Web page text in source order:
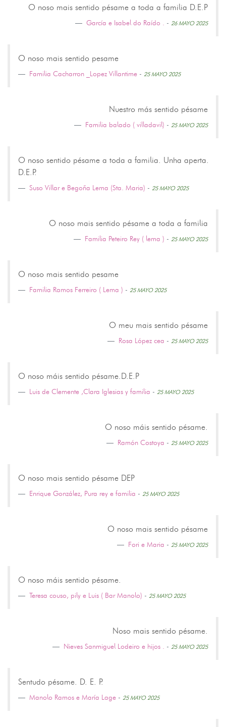
O noso mais sentido pésame a toda a familia D.E.P
García e Isabel do Raído . - 26 MAYO 2025
O noso mais sentido pesame
Familia Cacharron _Lopez Villantime - 25 MAYO 2025
Nuestro más sentido pésame
Familia balado ( villadavil) - 25 MAYO 2025
O noso sentido pésame a toda a familia. Unha aperta.
D.E.P.
Suso Villar e Begoña Lema (Sta. Maria) - 25 MAYO 2025
O noso mais sentido pésame a toda a familia
Familia Peteiro Rey ( lema ) - 25 MAYO 2025
O noso mais sentido pesame
Familia Ramos Ferreiro ( Lema ) - 25 MAYO 2025
O meu mais sentido pésame
Rosa López cea - 25 MAYO 2025
O noso máis sentido pésame.D.E.P
Luis de Clemente ,Clara Iglesias y familia - 25 MAYO 2025
O noso máis sentido pésame.
Ramón Costoya - 25 MAYO 2025
O noso mais sentido pésame DEP
Enrique González, Pura rey e familia - 25 MAYO 2025
O noso mais sentido pésame
Fori e Maria - 25 MAYO 2025
O noso máis sentido pésame.
Teresa couso, pily e Luis ( Bar Manolo) - 25 MAYO 2025
Noso mais sentido pésame.
Nieves Sanmiguel Lodeiro e hijos . - 25 MAYO 2025
Sentudo pésame. D. E. P.
Manolo Ramos e María Lage - 25 MAYO 2025